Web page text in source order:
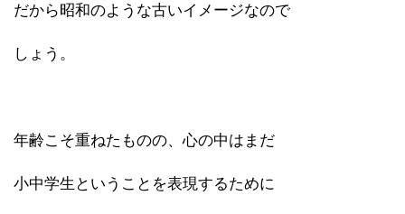
だから昭和のような古いイメージなので
しょう。
年齢こそ重ねたものの、心の中はまだ
小中学生ということを表現するために